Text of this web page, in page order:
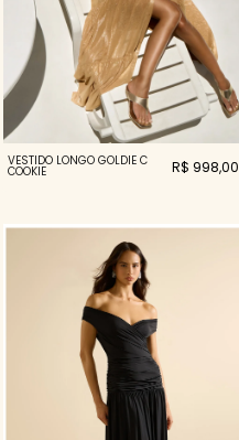
VESTIDO LONGO GOLDIE C
COOKIE R$ 998,00